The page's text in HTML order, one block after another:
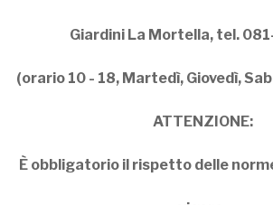
Giardini La Mortella, tel.
(orario 10 - 18, Martedì, Giovedì,
ATTENZIONE:
È obbligatorio il rispetto delle